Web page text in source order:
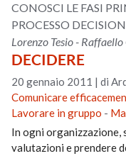
CONOSCI LE FASI
PROCESSO
Lorenzo Tesio -
DECIDERE
20 gennaio 2011 |di
Comunicare
Lavorare in gruppo -
In ogni
valutazioni e prendere